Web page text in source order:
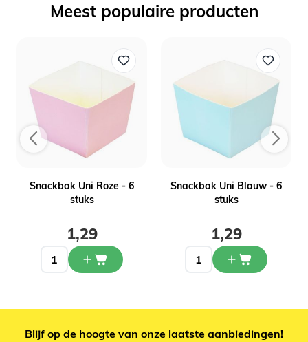
Meest populaire producten
Snackbak Uni Roze - 6
stuks
1,29
Snackbak Uni Blauw - 6
stuks
1,29
Blijf op de hoogte van onze laatste aanbiedingen!